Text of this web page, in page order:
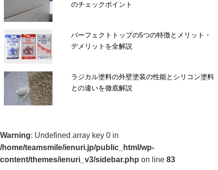
のチェックポイント
パーフェクトトップの5つの特徴とメリット・
デメリットを全解説
ラジカル塗料の外壁塗装の性能とシリコン塗料
との違いを徹底解説
Warning: Undefined array key 0 in
/home/teamsmile/ienuri.jp/public_html/wp-
content/themes/ienuri_v3/sidebar.php on line 83